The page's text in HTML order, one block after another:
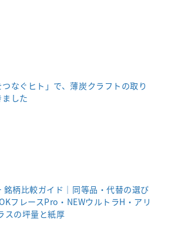
なぐヒト」で、薄炭クラフトの取り
した
銘柄比較ガイド｜同等品・代替の選び
フレースPro・NEWウルトラH・アリ
スの坪量と紙厚